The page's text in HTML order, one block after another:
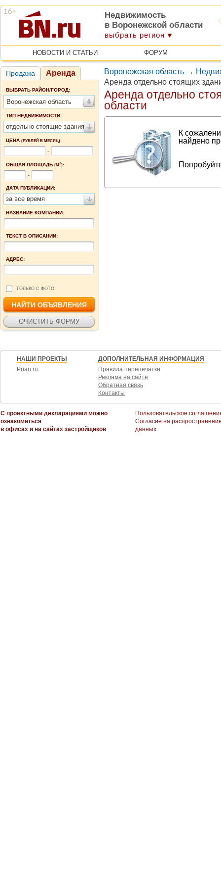
Недвижимость
в Воронежской области
выбрать регион
НОВОСТИ И СТАТЬИ ФОРУМ
Продажа Аренда
ВЫБРАТЬ РАЙОН/ГОРОД:
Воронежская область
ТИП НЕДВИЖИМОСТИ:
отдельно стоящие здания
ЦЕНА (РУБЛЕЙ В МЕСЯЦ):
-
ОБЩАЯ ПЛОЩАДЬ (М2):
-
ДАТА ПУБЛИКАЦИИ:
за все время
НАЗВАНИЕ КОМПАНИИ:
ТЕКСТ В ОПИСАНИИ:
АДРЕС:
ТОЛЬКО С ФОТО
Воронежская область →
Аренда отдельно стоящих
Аренда отдельно
области
К
найдено
НАШИ ПРОЕКТЫ
Prian.ru
ДОПОЛНИТЕЛЬНАЯ ИНФОРМАЦИЯ
Правила перепечатки
Реклама на сайте
Обратная связь
Контакты
С проектными декларациями можно
ознакомиться
в офисах и на сайтах застройщиков
Пользовательское
Согласие на
данных